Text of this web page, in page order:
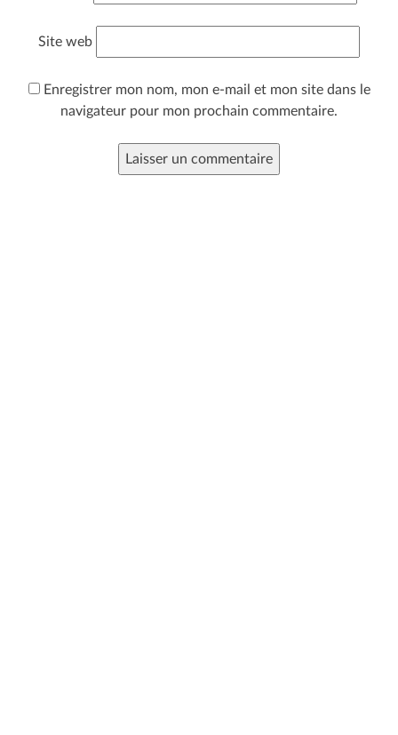
Site web
Enregistrer mon nom, mon e-mail et mon site dans le
navigateur pour mon prochain commentaire.